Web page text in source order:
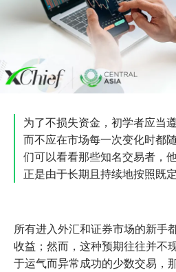
为了不损失资金，初学者应当
而不应在市场每一次变化时都
们可以看看那些知名交易者，
正是由于长期且持续地按照既
所有进入外汇和证券市场的新手
收益；然而，这种预期往往并不
于运气而异常成功的少数交易，